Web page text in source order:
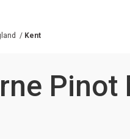
/ Kent
Pinot